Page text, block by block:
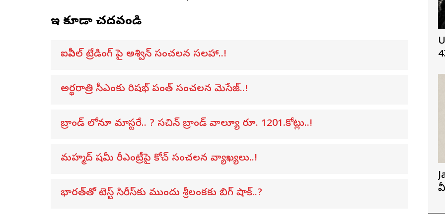
ఇవి కూడా చదవండి
ఐపీఎల్ ట్రేడింగ్ పై అశ్విన్ సంచలన సలహా..!
అర్థరాత్రి సీఎంకు రిషభ్ పంత్ సంచలన మెసేజ్..!
బ్రాండ్ లోనూ మాస్టరే.. ? సచిన్ బ్రాండ్ వాల్యూ రూ. 1201.కోట్లు..!
మహ్మద్ షమీ రీఎంట్రీపై కోచ్ సంచలన వ్యాఖ్యలు..!
భారత్‌తో టెస్ట్ సిరీస్‌కు ముందు శ్రీలంకకు బిగ్ షాక్..?